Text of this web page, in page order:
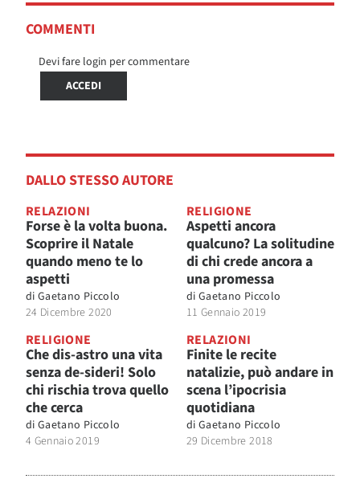
COMMENTI
Devi fare login per commentare
ACCEDI
DALLO STESSO AUTORE
RELAZIONI
Forse è la volta buona.
Scoprire il Natale
quando meno te lo
aspetti
di Gaetano Piccolo
24 Dicembre 2020
RELIGIONE
Aspetti ancora
qualcuno? La solitudine
di chi crede ancora a
una promessa
di Gaetano Piccolo
11 Gennaio 2019
RELIGIONE
Che dis-astro una vita
senza de-sideri! Solo
chi rischia trova quello
che cerca
di Gaetano Piccolo
4 Gennaio 2019
RELAZIONI
Finite le recite
natalizie, può andare in
scena l’ipocrisia
quotidiana
di Gaetano Piccolo
29 Dicembre 2018